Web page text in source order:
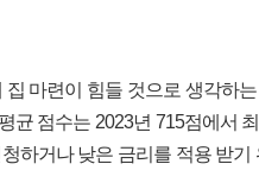
마련이 힘들 것으로 생각하
균 점수는 2023년 715점에서
하거나 낮은 금리를 적용 받기